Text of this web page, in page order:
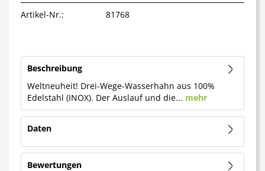
Artikel-Nr.: 81768
Beschreibung
Weltneuheit! Drei-Wege-Wasserhahn aus 100%
Edelstahl (INOX). Der Auslauf und die... mehr
Daten
Bewertungen